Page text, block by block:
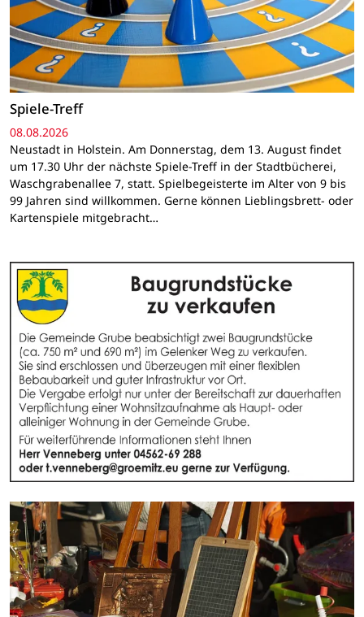
Spiele-Treff
08.08.2026
Neustadt in Holstein. Am Donnerstag, dem 13. August findet
um 17.30 Uhr der nächste Spiele-Treff in der Stadtbücherei,
Waschgrabenallee 7, statt. Spielbegeisterte im Alter von 9 bis
99 Jahren sind willkommen. Gerne können Lieblingsbrett- oder
Kartenspiele mitgebracht…